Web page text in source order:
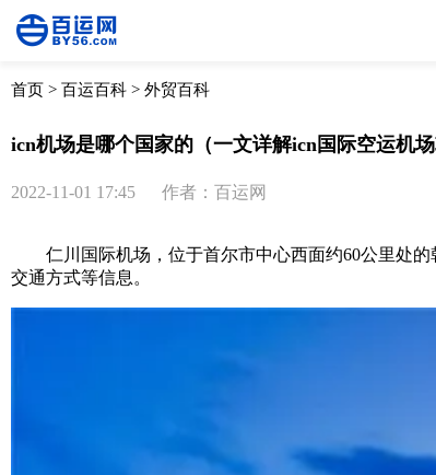
首页 > 百运百科 > 外贸百科
icn机场是哪个国家的（一文详解icn国际空运机场
2022-11-01 17:45 作者：百运网
仁川国际机场，位于首尔市中心西面约60公里处的
交通方式等信息。